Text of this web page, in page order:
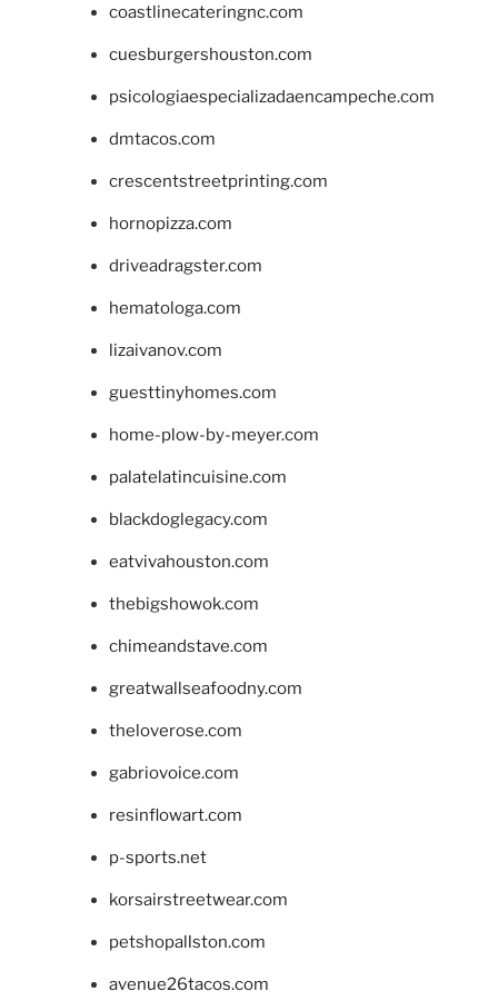
coastlinecateringnc.com
cuesburgershouston.com
psicologiaespecializadaencampeche.com
dmtacos.com
crescentstreetprinting.com
hornopizza.com
driveadragster.com
hematologa.com
lizaivanov.com
guesttinyhomes.com
home-plow-by-meyer.com
palatelatincuisine.com
blackdoglegacy.com
eatvivahouston.com
thebigshowok.com
chimeandstave.com
greatwallseafoodny.com
theloverose.com
gabriovoice.com
resinflowart.com
p-sports.net
korsairstreetwear.com
petshopallston.com
avenue26tacos.com